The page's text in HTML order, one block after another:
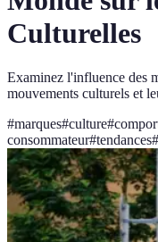
Culturelles
Examinez l'influence des
mouvements culturels et
#marques#culture#
consommateur#tendances#